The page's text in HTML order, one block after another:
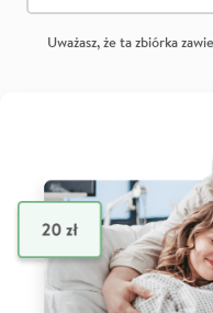
Uważasz, że ta zbiórka